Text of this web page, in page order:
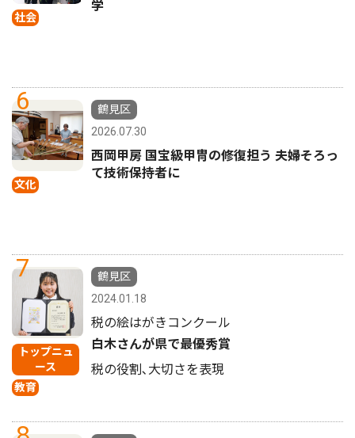
社会
学
6
文化
鶴見区
2026.07.30
西岡甲房 国宝級甲冑の修復担う 夫婦そろっ
て技術保持者に
7
トップニュ
ース
教育
鶴見区
2024.01.18
税の絵はがきコンクール
白木さんが県で最優秀賞
税の役割､大切さを表現